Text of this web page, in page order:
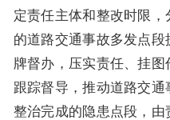
定责任主体和整改时限
的道路交通事故多发点
牌督办，压实责任、挂图
跟踪督导，推动道路交
整治完成的隐患点段，